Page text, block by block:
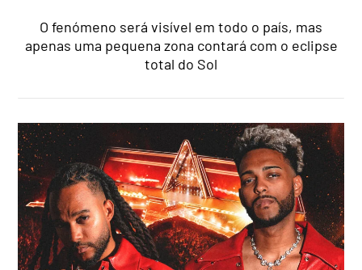
O fenómeno será visível em todo o país, mas
apenas uma pequena zona contará com o eclipse
total do Sol